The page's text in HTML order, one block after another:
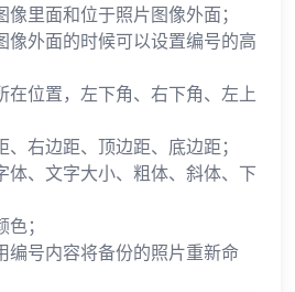
里面和位于照片图像外面；
像外面的时候可以设置编号的高
在位置，左下角、右下角、左上
右边距、顶边距、底边距；
体、文字大小、粗体、斜体、下
；
编号内容将备份的照片重新命